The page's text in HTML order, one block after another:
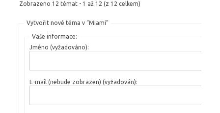
Zobrazeno 12 témat - 1 až 12 (z 12 celkem)
Vytvořit nové téma v “Miami”
Vaše informace:
Jméno (vyžadováno):
E-mail (nebude zobrazen) (vyžadován):